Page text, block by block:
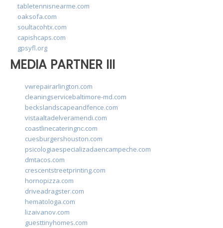
tabletennisnearme.com
oaksofa.com
soultacohtx.com
capishcaps.com
gpsyfl.org
MEDIA PARTNER III
vwrepairarlington.com
cleaningservicebaltimore-md.com
beckslandscapeandfence.com
vistaaltadelveramendi.com
coastlinecateringnc.com
cuesburgershouston.com
psicologiaespecializadaencampeche.com
dmtacos.com
crescentstreetprinting.com
hornopizza.com
driveadragster.com
hematologa.com
lizaivanov.com
guesttinyhomes.com